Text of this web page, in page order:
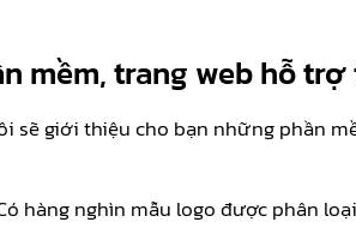
mềm, trang web hỗ
sẽ giới thiệu cho bạn những phần
hàng nghìn mẫu logo được phân